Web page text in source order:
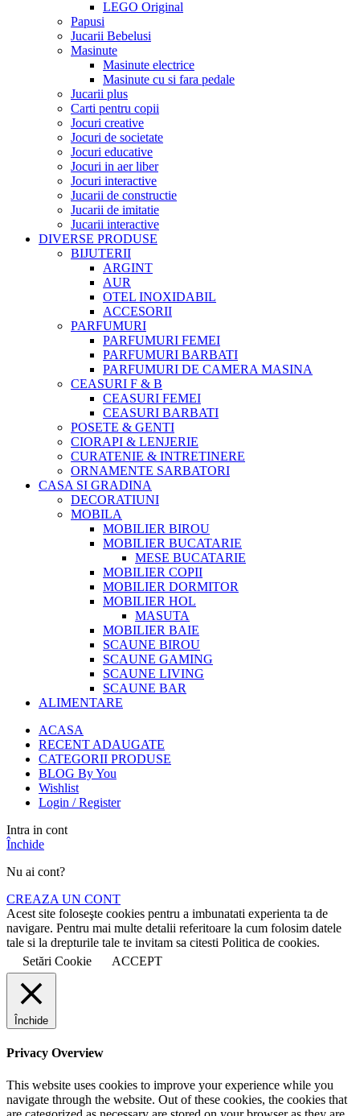
LEGO Original
Papusi
Jucarii Bebelusi
Masinute
Masinute electrice
Masinute cu si fara pedale
Jucarii plus
Carti pentru copii
Jocuri creative
Jocuri de societate
Jocuri educative
Jocuri in aer liber
Jocuri interactive
Jucarii de constructie
Jucarii de imitatie
Jucarii interactive
DIVERSE PRODUSE
BIJUTERII
ARGINT
AUR
OTEL INOXIDABIL
ACCESORII
PARFUMURI
PARFUMURI FEMEI
PARFUMURI BARBATI
PARFUMURI DE CAMERA MASINA
CEASURI F & B
CEASURI FEMEI
CEASURI BARBATI
POSETE & GENTI
CIORAPI & LENJERIE
CURATENIE & INTRETINERE
ORNAMENTE SARBATORI
CASA SI GRADINA
DECORATIUNI
MOBILA
MOBILIER BIROU
MOBILIER BUCATARIE
MESE BUCATARIE
MOBILIER COPII
MOBILIER DORMITOR
MOBILIER HOL
MASUTA
MOBILIER BAIE
SCAUNE BIROU
SCAUNE GAMING
SCAUNE LIVING
SCAUNE BAR
ALIMENTARE
ACASA
RECENT ADAUGATE
CATEGORII PRODUSE
BLOG By You
Wishlist
Login / Register
Intra in cont
Închide
Nu ai cont?
CREAZA UN CONT
Acest site foloseşte cookies pentru a imbunatati experienta ta de
navigare. Pentru mai multe detalii referitoare la cum folosim datele
tale si la drepturile tale te invitam sa citesti Politica de cookies.
Setări Cookie
ACCEPT
Închide
Privacy Overview
This website uses cookies to improve your experience while you
navigate through the website. Out of these cookies, the cookies that